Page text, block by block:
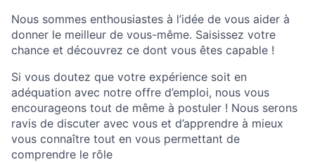
Nous sommes enthousiastes à l’idée de vous aider à
donner le meilleur de vous-même. Saisissez votre
chance et découvrez ce dont vous êtes capable !​
Si vous doutez que votre expérience soit en
adéquation avec notre offre d’emploi, nous vous
encourageons tout de même à postuler ! Nous serons
ravis de discuter avec vous et d’apprendre à mieux
vous connaître tout en vous permettant de
comprendre le rôle